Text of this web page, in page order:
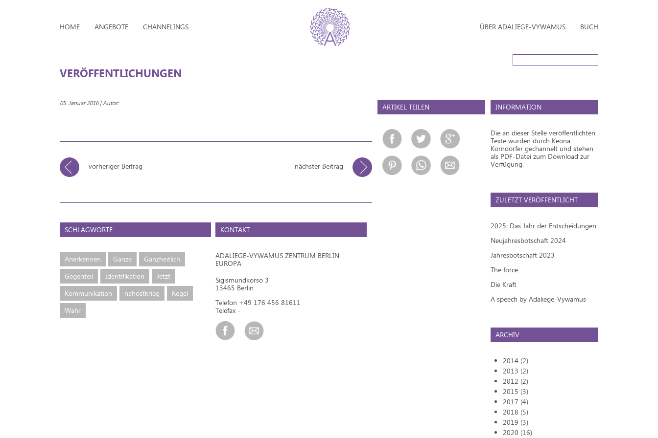
HOME ANGEBOTE CHANNELINGS ÜBER ADALIEGE-VYWAMUS BUCH
VERÖFFENTLICHUNGEN
05. Januar 2016 | Autor:
vorheriger Beitrag nächster Beitrag
SCHLAGWORTE
Anerkennen Ganze
Ganzheitlich
Gegenteil
Identifikation
Jetzt
Kommunikation
nahostkrieg
Regel
Wahr
KONTAKT
ADALIEGE-VYWAMUS ZENTRUM BERLIN
EUROPA
Sigismundkorso 3
13465 Berlin
Telefon +49 176 456 81611
Telefax -
ARTIKEL TEILEN INFORMATION
Die an dieser Stelle veröffentlichten
Texte wurden durch Keona
Korndörfer gechannelt und stehen
als PDF-Datei zum Download zur
Verfügung.
ZULETZT VERÖFFENTLICHT
2025: Das Jahr der Entscheidungen
Neujahresbotschaft 2024
Jahresbotschaft 2023
The force
Die Kraft
A speech by Adaliege-Vywamus
ARCHIV
2014 (2)
2013 (2)
2012 (2)
2015 (3)
2017 (4)
2018 (5)
2019 (3)
2020 (16)